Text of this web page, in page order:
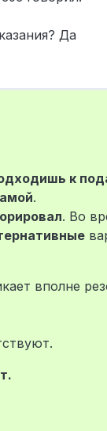
Да
к
.
. Во
вполне